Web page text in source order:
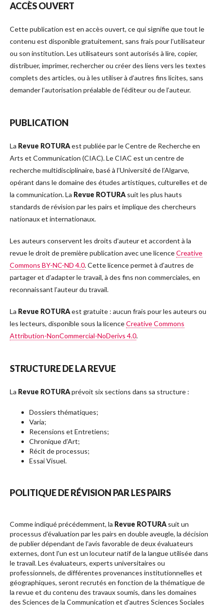
ACCÈS OUVERT
Cette publication est en accès ouvert, ce qui signifie que tout le
contenu est disponible gratuitement, sans frais pour l’utilisateur
ou son institution. Les utilisateurs sont autorisés à lire, copier,
distribuer, imprimer, rechercher ou créer des liens vers les textes
complets des articles, ou à les utiliser à d’autres fins licites, sans
demander l’autorisation préalable de l’éditeur ou de l’auteur.
PUBLICATION
La Revue ROTURAest publiée par le Centre de Recherche en
Arts et Communication (CIAC). Le CIAC est un centre de
recherche multidisciplinaire, basé à l’Université de l’Algarve,
opérant dans le domaine des études artistiques, culturelles et de
la communication. La Revue ROTURA suit les plus hauts
standards de révision par les pairs et implique des chercheurs
nationaux et internationaux.
Les auteurs conservent les droits d’auteur et accordent à la
revue le droit de première publication avec une licenceCreative
Commons BY-NC-ND 4.0. Cette licence permet à d’autres de
partager et d’adapter le travail, à des fins non commerciales, en
reconnaissant l’auteur du travail.
La Revue ROTURAest gratuite : aucun frais pour les auteurs ou
les lecteurs, disponible sous la licenceCreative Commons
Attribution-NonCommercial-NoDerivs 4.0.
STRUCTURE DE LA REVUE
La Revue ROTURAprévoit six sections dans sa structure :
Dossiers thématiques;
Varia;
Recensions et Entretiens;
Chronique d’Art;
Récit de processus;
Essai Visuel.
POLITIQUE DE RÉVISION PAR LES PAIRS
Comme indiqué précédemment, la Revue ROTURA suit un
processus d'évaluation par les pairs en double aveugle, la décision
de publier dépendant de l'avis favorable de deux évaluateurs
externes, dont l'un est un locuteur natif de la langue utilisée dans
le travail. Les évaluateurs, experts universitaires ou
professionnels, de différentes provenances institutionnelles et
géographiques, seront recrutés en fonction de la thématique de
la revue et du contenu des travaux soumis, dans les domaines
des Sciences de la Communication et d'autres Sciences Sociales